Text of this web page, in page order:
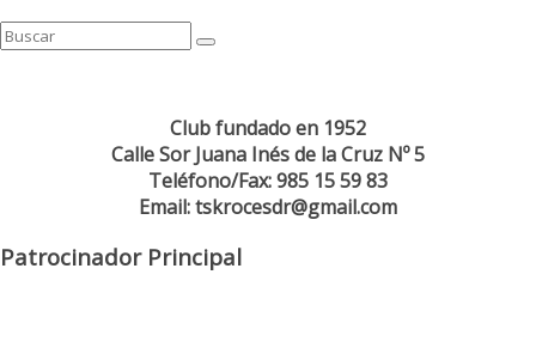
Club fundado en 1952
Calle Sor Juana Inés de la Cruz Nº 5
Teléfono/Fax: 985 15 59 83
Email: tskrocesdr@gmail.com
Patrocinador Principal